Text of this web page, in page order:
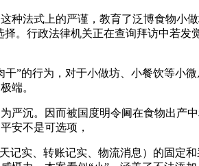
法式上的严谨，教育了泛博食物小做
。行政法律机关正在查询拜访中若
的行为，对于小做坊、小餐饮等小
端。
沉。因而被国度明令阃在食物出产
安不是可选项，
实、转账记实、物流消息）的固定